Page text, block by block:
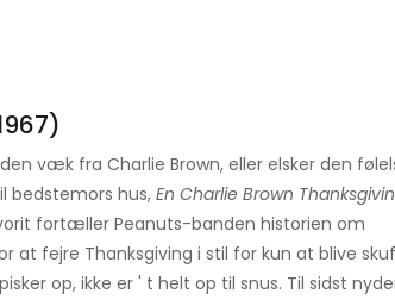
væk fra Charlie Brown, eller elsker den
bedstemors hus, En Charlie Brown
fortæller Peanuts-banden historien om
at fejre Thanksgiving i stil for kun at blive
op, ikke er ' t helt op til snus. Til sidst